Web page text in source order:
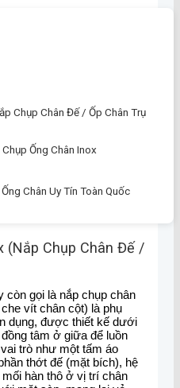
Chụp Chân Đế / Ốp Chân Trụ
Ống Chân Inox
Chân Uy Tín Toàn Quốc
(Nắp Chụp Chân Đế /
còn gọi là nắp chụp chân
vít chân cột) là phụ
dụng, được thiết kế dưới
tâm ở giữa để luồn
trò như một tấm áo
thớt đế (mặt bích), hệ
hàn thô ở vị trí chân